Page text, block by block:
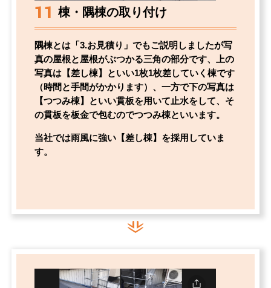
11 棟・隅棟の取り付け
隅棟とは「3.お見積り」でもご説明しましたが写
真の屋根と屋根がぶつかる三角の部分です、上の
写真は【差し棟】といい1枚1枚差していく棟です
（時間と手間がかかります）、一方で下の写真は
【つつみ棟】といい貫板を用いて止水をして、そ
の貫板を板金で包むのでつつみ棟といいます。
当社では雨風に強い【差し棟】を採用していま
す。